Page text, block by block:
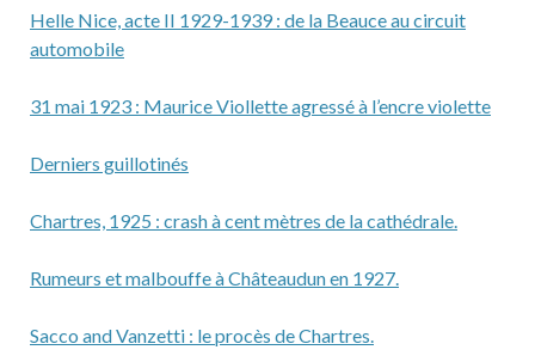
o
k
Helle Nice, acte II 1929-1939 : de la Beauce au circuit
automobile
31 mai 1923 : Maurice Viollette agressé à l’encre violette
Derniers guillotinés
Chartres, 1925 : crash à cent mètres de la cathédrale.
Rumeurs et malbouffe à Châteaudun en 1927.
Sacco and Vanzetti : le procès de Chartres.